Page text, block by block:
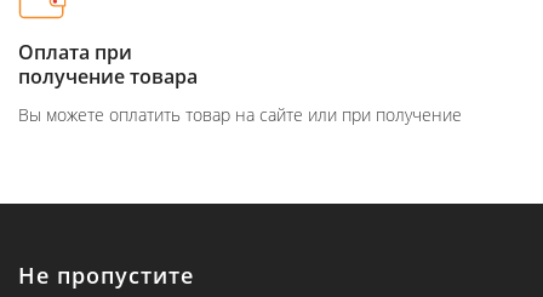
Оплата при
получение товара
Вы можете оплатить товар на сайте или при получение
Не пропустите